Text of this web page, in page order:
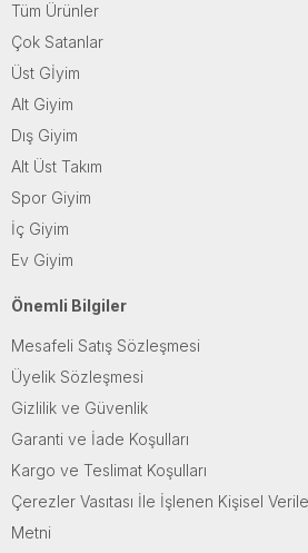
Tüm Ürünler
Çok Satanlar
Üst Gİyim
Alt Giyim
Dış Giyim
Alt Üst Takım
Spor Giyim
İç Giyim
Ev Giyim
Önemli Bilgiler
Mesafeli Satış Sözleşmesi
Üyelik Sözleşmesi
Gizlilik ve Güvenlik
Garanti ve İade Koşulları
Kargo ve Teslimat Koşulları
Çerezler Vasıtası İle İşlenen Kişisel
Metni